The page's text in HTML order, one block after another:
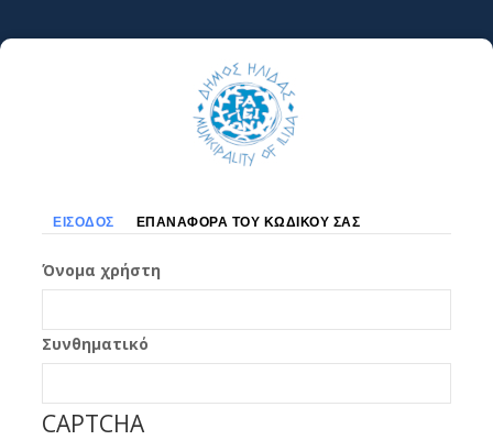
προς
Πρωτεύουσες
ΕΊΣΟΔΟΣ ΕΠΑΝΑΦΟΡΆ ΤΟΥ ΚΩΔΙΚΟΎ ΣΑΣ
Όνομα χρήστη
Συνθηματικό
CAPTCHA